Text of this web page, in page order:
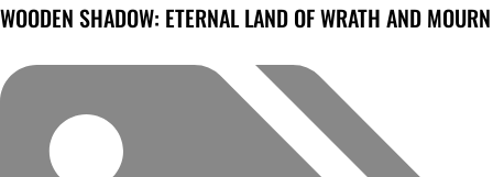
WOODEN SHADOW: ETERNAL LAND OF WRATH AND MOURN